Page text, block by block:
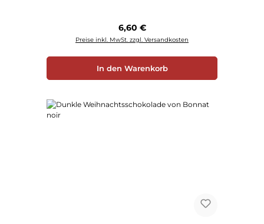
Regulärer Preis:
6,60 €
Preise inkl. MwSt. zzgl. Versandkosten
In den Warenkorb